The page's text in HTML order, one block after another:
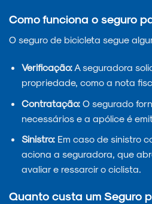
Como funciona o seguro
O seguro de bicicleta segue
Verificação:A seguradora
propriedade, como a nota
Contratação:O segurado
necessários e a apólice é
Sinistro:Em caso de sinistro
aciona a seguradora, que
avaliar e ressarcir o ciclista.
Quanto custa um Seguro